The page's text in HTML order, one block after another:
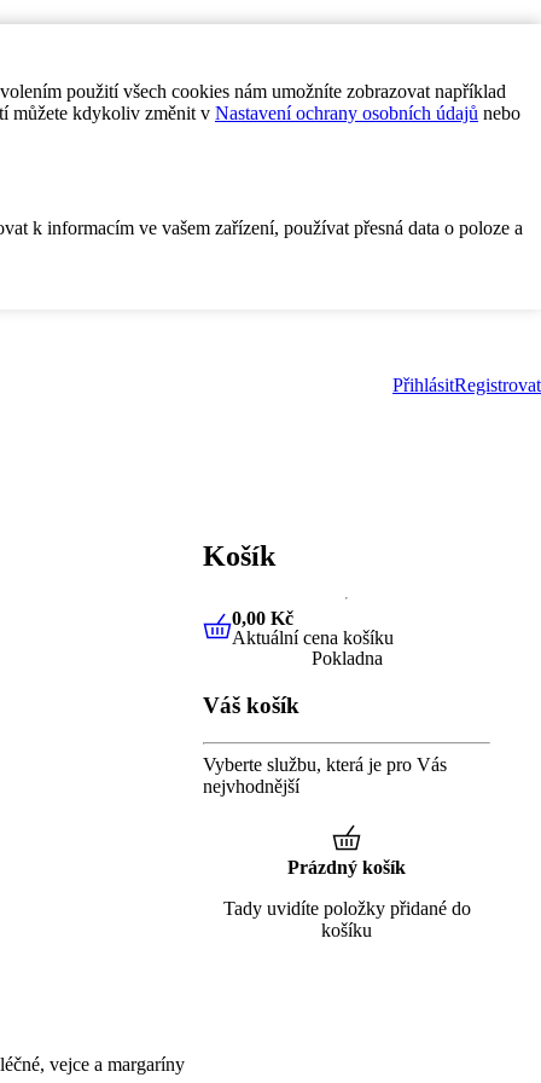
použití všech cookies nám umožníte zobrazovat například
můžete kdykoliv změnit v Nastavení ochrany osobních údajů nebo
k informacím ve vašem zařízení, používat přesná data o poloze a
PřihlásitRegistrovat
vejce a margaríny
Košík
0,00 KčAktuální cena košíku
0,00 Kč
Aktuální cena košíku
Pokladna
Váš košík
Vyberte službu, která je pro Vás
nejvhodnější
Prázdný košík
Tady uvidíte položky přidané do
košíku